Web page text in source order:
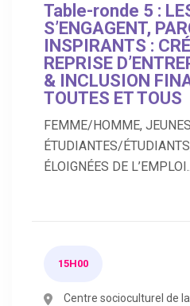
Table-ronde 5 :
S’ENGAGENT,
INSPIRANTS :
REPRISE
& INCLUSION
TOUTES ET TOUS
FEMME/HOMME,
ÉTUDIANTES/
ÉLOIGNÉES DE
15H00
Centre socioculturel de